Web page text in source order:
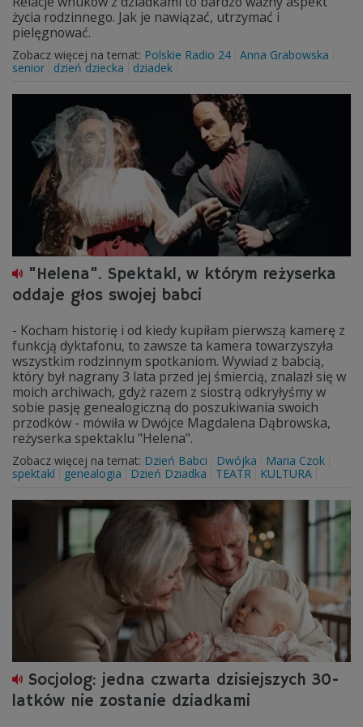
życia rodzinnego. Jak je nawiązać, utrzymać i
pielęgnować.
Zobacz więcej na temat: Polskie Radio 24 Anna Grabowska
senior
dzień dziecka dziadek
"Helena". Spektakl, w którym reżyserka
oddaje głos swojej babci
- Kocham historię i od kiedy kupiłam pierwszą kamerę z
funkcją dyktafonu, to zawsze ta kamera towarzyszyła
wszystkim rodzinnym spotkaniom. Wywiad z babcią,
który był nagrany 3 lata przed jej śmiercią, znalazł się w
moich archiwach, gdyż razem z siostrą odkryłyśmy w
sobie pasję genealogiczną do poszukiwania swoich
przodków - mówiła w Dwójce Magdalena Dąbrowska,
reżyserka spektaklu "Helena".
Zobacz więcej na temat: Dzień Babci Dwójka
Maria Czok
spektakl
genealogia Dzień Dziadka TEATR KULTURA
Socjolog: jedna czwarta dzisiejszych 30-
latków nie zostanie dziadkami